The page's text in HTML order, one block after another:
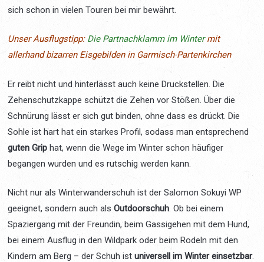
sich schon in vielen Touren bei mir bewährt.
Unser Ausflugstipp: Die Partnachklamm im Wintermit
allerhand bizarren Eisgebilden in Garmisch-Partenkirchen
Er reibt nicht und hinterlässt auch keine Druckstellen. Die
Zehenschutzkappe schützt die Zehen vor Stößen. Über die
Schnürung lässt er sich gut binden, ohne dass es drückt. Die
Sohle ist hart hat ein starkes Profil, sodass man entsprechend
guten Grip hat, wenn die Wege im Winter schon häufiger
begangen wurden und es rutschig werden kann.
Nicht nur als Winterwanderschuh ist der Salomon Sokuyi WP
geeignet, sondern auch alsOutdoorschuh. Ob bei einem
Spaziergang mit der Freundin, beim Gassigehen mit dem Hund,
bei einem Ausflug in den Wildpark oder beim Rodeln mit den
Kindern am Berg – der Schuh istuniversell im Winter einsetzbar.